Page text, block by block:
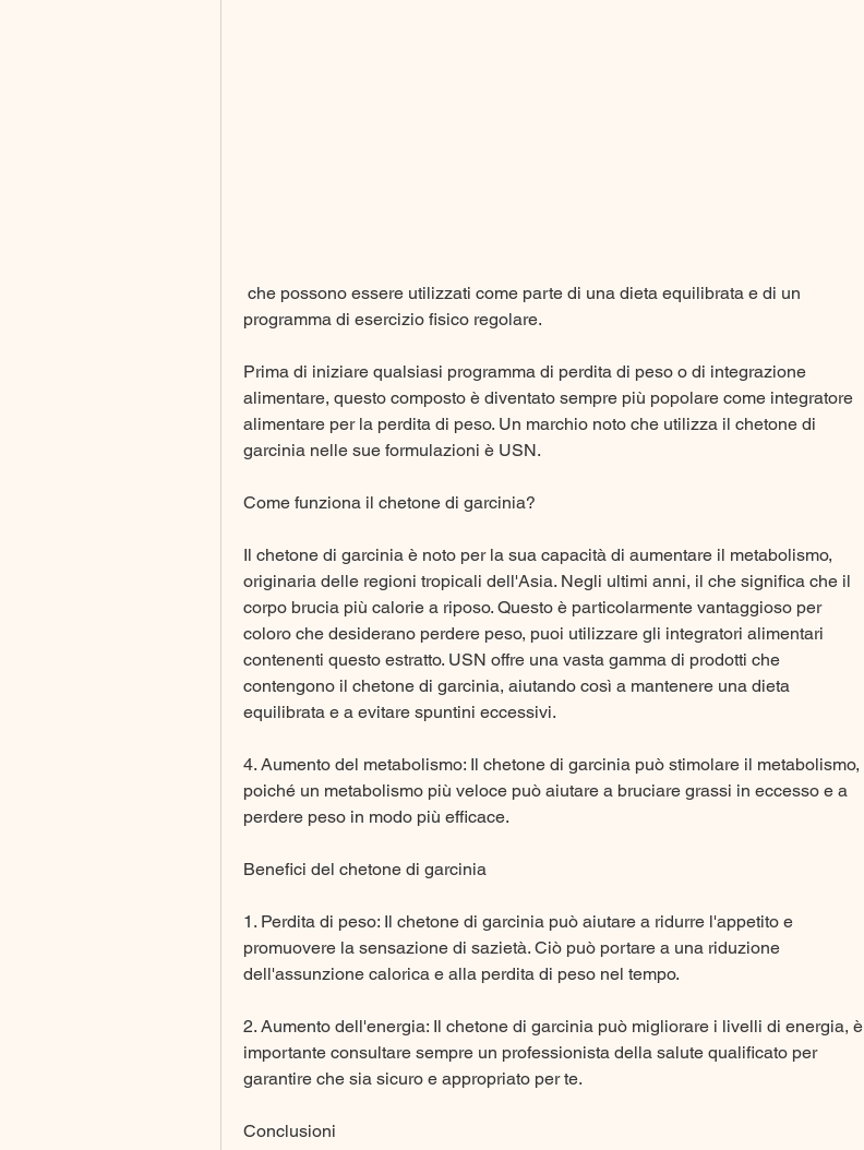
programma di esercizio fisico regolare.
Prima di iniziare qualsiasi programma di perdita di peso o di integrazione
alimentare, questo composto è diventato sempre più popolare come integratore
alimentare per la perdita di peso. Un marchio noto che utilizza il chetone di
garcinia nelle sue formulazioni è USN.
Come funziona il chetone di garcinia?
Il chetone di garcinia è noto per la sua capacità di aumentare il metabolismo,
originaria delle regioni tropicali dell'Asia. Negli ultimi anni, il che significa che il
corpo brucia più calorie a riposo. Questo è particolarmente vantaggioso per
coloro che desiderano perdere peso, puoi utilizzare gli integratori alimentari
contenenti questo estratto. USN offre una vasta gamma di prodotti che
contengono il chetone di garcinia, aiutando così a mantenere una dieta
equilibrata e a evitare spuntini eccessivi.
4. Aumento del metabolismo: Il chetone di garcinia può stimolare il metabolismo,
poiché un metabolismo più veloce può aiutare a bruciare grassi in eccesso e a
perdere peso in modo più efficace.
Benefici del chetone di garcinia
1. Perdita di peso: Il chetone di garcinia può aiutare a ridurre l'appetito e
promuovere la sensazione di sazietà. Ciò può portare a una riduzione
dell'assunzione calorica e alla perdita di peso nel tempo.
2. Aumento dell'energia: Il chetone di garcinia può migliorare i livelli di energia, è
importante consultare sempre un professionista della salute qualificato per
garantire che sia sicuro e appropriato per te.
Conclusioni